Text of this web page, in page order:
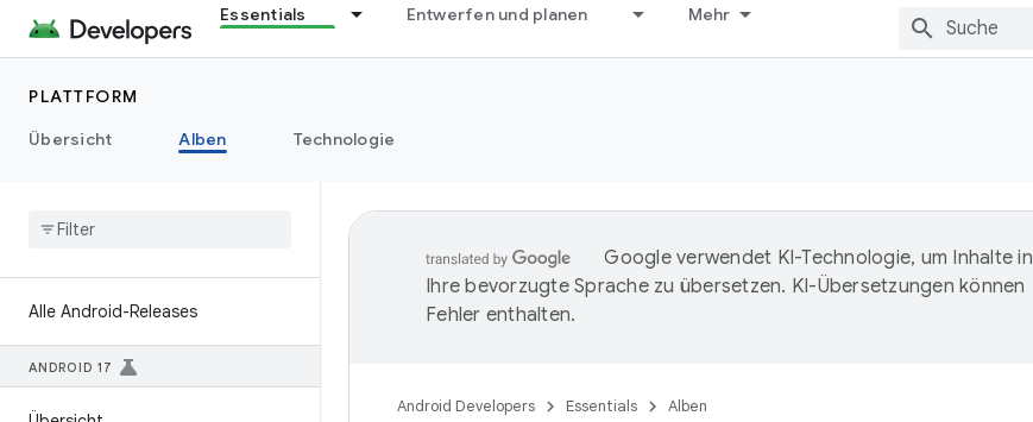
Essentials Entwerfen und planen Mehr
PLATTFORM
Übersicht
Alben Technologie
Alle Android-Releases
ANDROID 17
Google verwendet KI-Technologie, um Inhalte in
Ihre bevorzugte Sprache zu übersetzen. KI-Übersetzungen können
Fehler enthalten.
Android Developers Essentials Alben